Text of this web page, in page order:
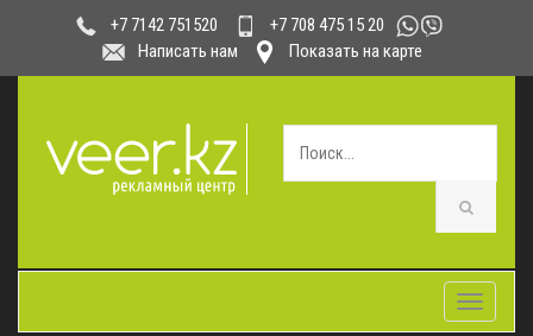
+7 7142 751520
+7 708 475 15 20
Написать нам
Показать на карте
Toggle